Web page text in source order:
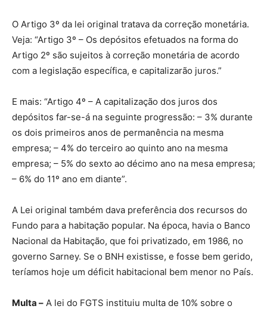
O Artigo 3º da lei original tratava da correção monetária.
Veja: “Artigo 3º – Os depósitos efetuados na forma do
Artigo 2º são sujeitos à correção monetária de acordo
com a legislação específica, e capitalizarão juros.”
E mais: “Artigo 4º – A capitalização dos juros dos
depósitos far-se-á na seguinte progressão: – 3% durante
os dois primeiros anos de permanência na mesma
empresa; – 4% do terceiro ao quinto ano na mesma
empresa; – 5% do sexto ao décimo ano na mesa empresa;
– 6% do 11º ano em diante”.
A Lei original também dava preferência dos recursos do
Fundo para a habitação popular. Na época, havia o Banco
Nacional da Habitação, que foi privatizado, em 1986, no
governo Sarney. Se o BNH existisse, e fosse bem gerido,
teríamos hoje um déficit habitacional bem menor no País.
Multa – A lei do FGTS instituiu multa de 10% sobre o